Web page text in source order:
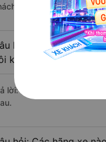
hàng).
hỏi: Có loại xe
không?
lời: Hiện tại chưa có nhà